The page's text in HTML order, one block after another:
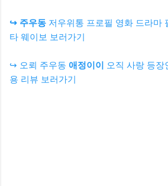
↪ 주우동 저우위통 프로필 영화 드라마
타 웨이보 보러가기
↪ 오뢰 주우동 애정이이 오직 사랑 등장
용 리뷰 보러가기